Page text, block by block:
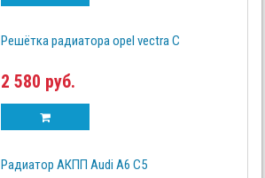
Решётка радиатора opel vectra C
2 580 руб.
Радиатор АКПП Audi A6 C5